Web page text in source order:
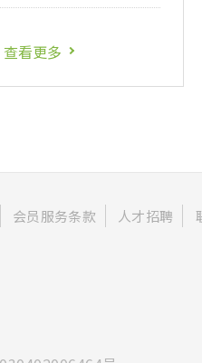
会员服务条款 人才招聘